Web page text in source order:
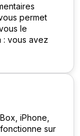
permet
le
: vous avez
iPhone,
sur